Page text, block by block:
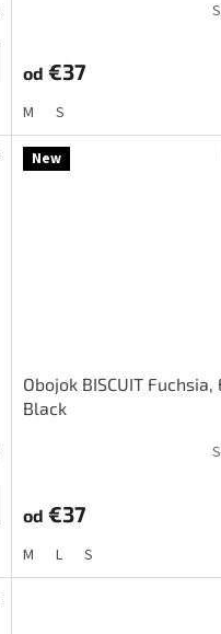
od €37
M S
New
Obojok BISCUIT Fuchsia,
Black
od €37
M L S